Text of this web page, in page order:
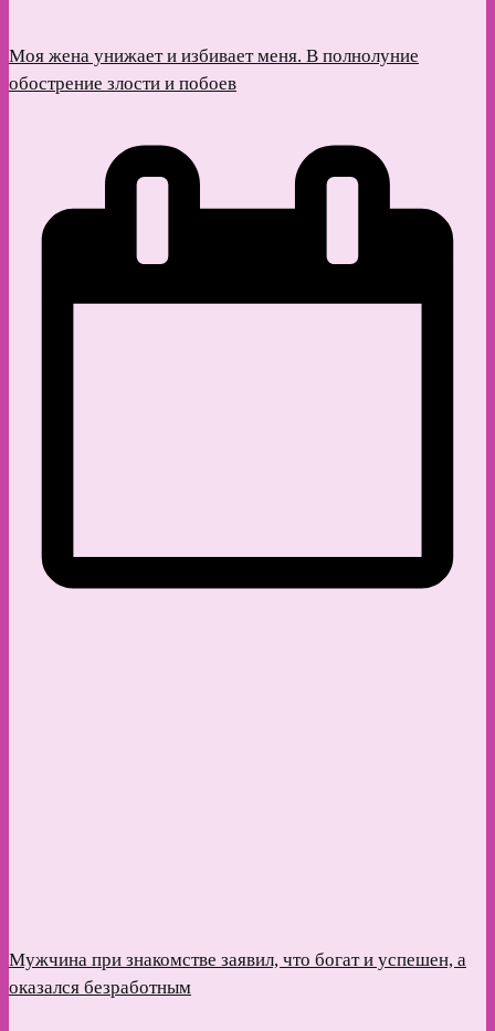
Моя жена унижает и избивает меня. В полнолуние
обострение злости и побоев
Мужчина при знакомстве заявил, что богат и успешен, а
оказался безработным